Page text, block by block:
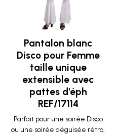
Pantalon blanc
Disco pour Femme
taille unique
extensible avec
pattes d'éph
REF/17114
Parfait pour une soirée Disco
ou une soirée déguisée rétro,